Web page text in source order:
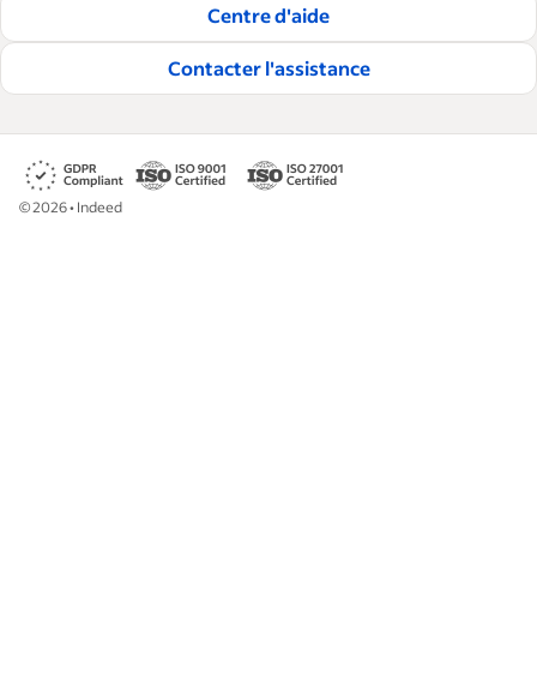
Centre d'aide
Contacter l'assistance
©2026• Indeed